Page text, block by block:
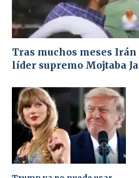
Tras muchos meses
líder supremo Mojtaba